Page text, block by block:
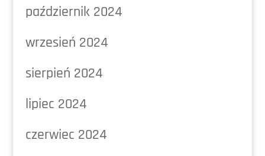
październik 2024
wrzesień 2024
sierpień 2024
lipiec 2024
czerwiec 2024